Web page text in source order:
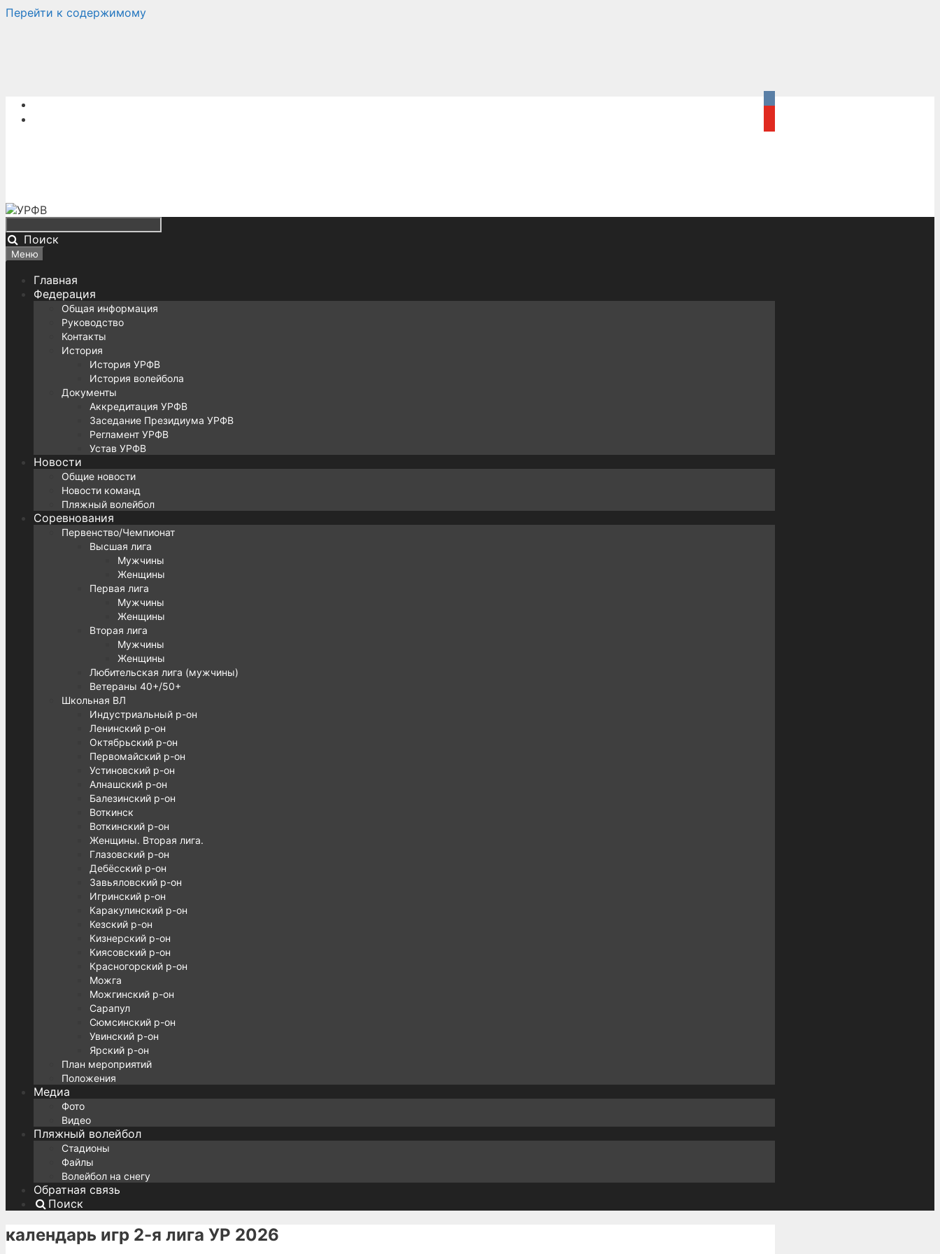
Перейти к содержимому
Поиск
Меню
Главная
Федерация
Общая информация
Руководство
Контакты
История
История УРФВ
История волейбола
Документы
Аккредитация УРФВ
Заседание Президиума УРФВ
Регламент УРФВ
Устав УРФВ
Новости
Общие новости
Новости команд
Пляжный волейбол
Соревнования
Первенство/Чемпионат
Высшая лига
Мужчины
Женщины
Первая лига
Мужчины
Женщины
Вторая лига
Мужчины
Женщины
Любительская лига (мужчины)
Ветераны 40+/50+
Школьная ВЛ
Индустриальный р-он
Ленинский р-он
Октябрьский р-он
Первомайский р-он
Устиновский р-он
Алнашский р-он
Балезинский р-он
Воткинск
Воткинский р-он
Женщины. Вторая лига.
Глазовский р-он
Дебёсский р-он
Завьяловский р-он
Игринский р-он
Каракулинский р-он
Кезский р-он
Кизнерский р-он
Киясовский р-он
Красногорский р-он
Можга
Можгинский р-он
Сарапул
Сюмсинский р-он
Увинский р-он
Ярский р-он
План мероприятий
Положения
Медиа
Фото
Видео
Пляжный волейбол
Стадионы
Файлы
Волейбол на снегу
Обратная связь
Поиск
календарь игр 2-я лига УР 2026